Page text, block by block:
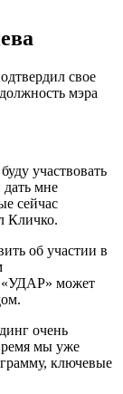
свое
мэра
участвовать
мне
сейчас
Кличко.
об участии в
«УДАР» может
очень
мы уже
ключевые